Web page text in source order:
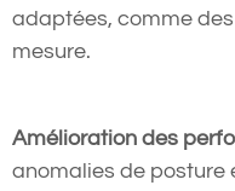
adaptées, comme
mesure.
Amélioration des
anomalies de posture